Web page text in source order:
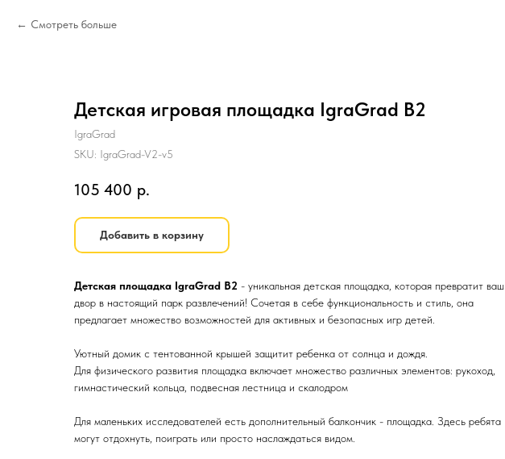
Смотреть больше
Детская игровая площадка IgraGrad В2
IgraGrad
SKU: IgraGrad-V2-v5
105 400 р.
Добавить в корзину
Детская площадка IgraGrad B2 - уникальная детская площадка, которая превратит ваш
двор в настоящий парк развлечений! Сочетая в себе функциональность и стиль, она
предлагает множество возможностей для активных и безопасных игр детей.
Уютный домик с тентованной крышей защитит ребенка от солнца и дождя.
Для физического развития площадка включает множество различных элементов: рукоход,
гимнастический кольца, подвесная лестница и скалодром
Для маленьких исследователей есть дополнительный балкончик - площадка. Здесь ребята
могут отдохнуть, поиграть или просто наслаждаться видом.